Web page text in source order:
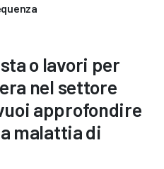
o lavori per
nel settore
approfondire
malattia di